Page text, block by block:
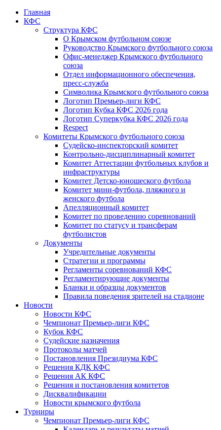
Главная
КФС
Структура КФС
О Крымском футбольном союзе
Руководство Крымского футбольного союза
Офис-менеджер Крымского футбольного
союза
Отдел информационного обеспечения,
пресс-служба
Символика Крымского футбольного союза
Логотип Премьер-лиги КФС
Логотип Кубка КФС 2026 года
Логотип Суперкубка КФС 2026 года
Respect
Комитеты Крымского футбольного союза
Судейско-инспекторский комитет
Контрольно-дисциплинарный комитет
Комитет Аттестации футбольных клубов и
инфраструктуры
Комитет Детско-юношеского футбола
Комитет мини-футбола, пляжного и
женского футбола
Апелляционный комитет
Комитет по проведению соревнований
Комитет по статусу и трансферам
футболистов
Документы
Учредительные документы
Стратегии и программы
Регламенты соревнований КФС
Регламентирующие документы
Бланки и образцы документов
Правила поведения зрителей на стадионе
Новости
Новости КФС
Чемпионат Премьер-лиги КФС
Кубок КФС
Судейские назначения
Протоколы матчей
Постановления Президиума КФС
Решения КДК КФС
Решения АК КФС
Решения и постановления комитетов
Дисквалификации
Новости крымского футбола
Турниры
Чемпионат Премьер-лиги КФС